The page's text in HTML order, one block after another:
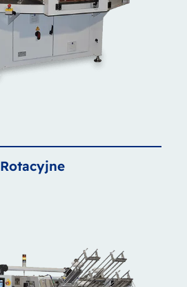
Rotacyjne